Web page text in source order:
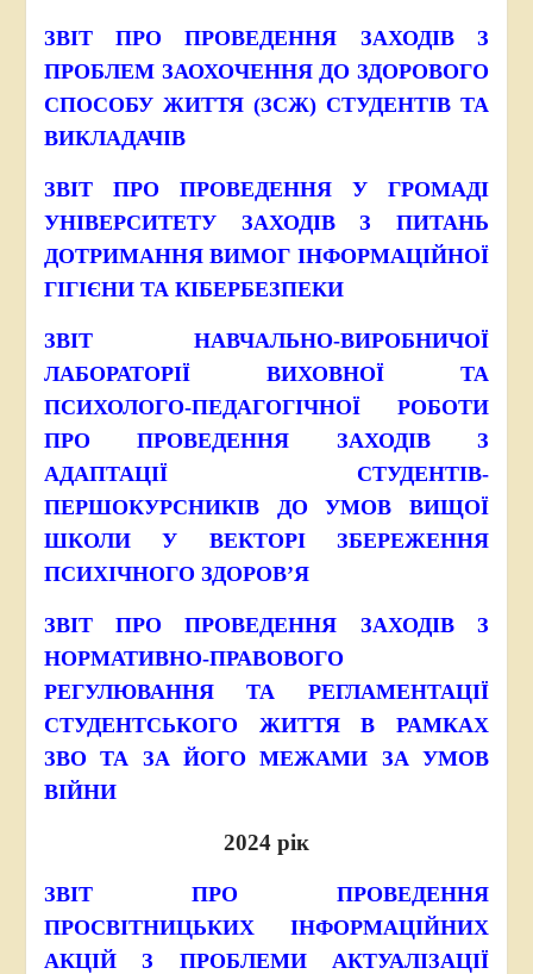
ЗВІТ ПРО ПРОВЕДЕННЯ ЗАХОДІВ З
ПРОБЛЕМ ЗАОХОЧЕННЯ ДО ЗДОРОВОГО
СПОСОБУ ЖИТТЯ (ЗСЖ) СТУДЕНТІВ ТА
ВИКЛАДАЧІВ
ЗВІТ ПРО ПРОВЕДЕННЯ У ГРОМАДІ
УНІВЕРСИТЕТУ ЗАХОДІВ З ПИТАНЬ
ДОТРИМАННЯ ВИМОГ ІНФОРМАЦІЙНОЇ
ГІГІЄНИ ТА КІБЕРБЕЗПЕКИ
ЗВІТ НАВЧАЛЬНО-ВИРОБНИЧОЇ
ЛАБОРАТОРІЇ ВИХОВНОЇ ТА
ПСИХОЛОГО-ПЕДАГОГІЧНОЇ РОБОТИ
ПРО ПРОВЕДЕННЯ ЗАХОДІВ З
АДАПТАЦІЇ СТУДЕНТІВ-
ПЕРШОКУРСНИКІВ ДО УМОВ ВИЩОЇ
ШКОЛИ У ВЕКТОРІ ЗБЕРЕЖЕННЯ
ПСИХІЧНОГО ЗДОРОВ’Я
ЗВІТ ПРО ПРОВЕДЕННЯ ЗАХОДІВ З
НОРМАТИВНО-ПРАВОВОГО
РЕГУЛЮВАННЯ ТА РЕГЛАМЕНТАЦІЇ
СТУДЕНТСЬКОГО ЖИТТЯ В РАМКАХ
ЗВО ТА ЗА ЙОГО МЕЖАМИ ЗА УМОВ
ВІЙНИ
2024 рік
ЗВІТ ПРО ПРОВЕДЕННЯ
ПРОСВІТНИЦЬКИХ ІНФОРМАЦІЙНИХ
АКЦІЙ З ПРОБЛЕМИ АКТУАЛІЗАЦІЇ